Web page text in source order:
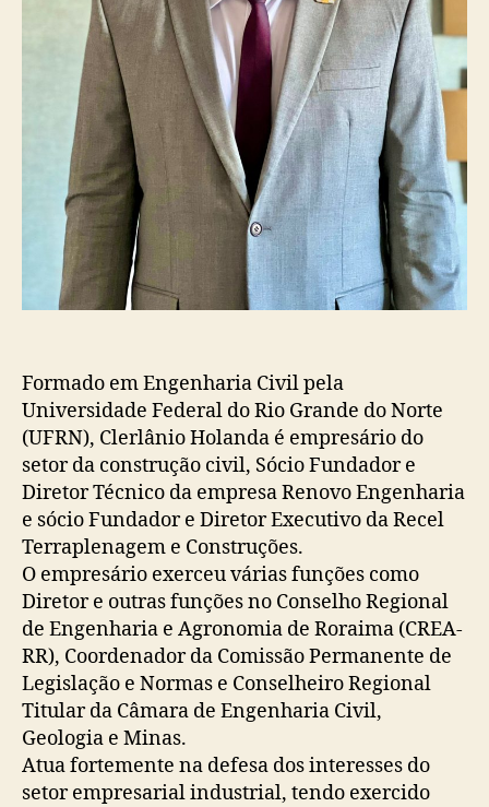
Formado em Engenharia Civil pela
Universidade Federal do Rio Grande do Norte
(UFRN), Clerlânio Holanda é empresário do
setor da construção civil, Sócio Fundador e
Diretor Técnico da empresa Renovo Engenharia
e sócio Fundador e Diretor Executivo da Recel
Terraplenagem e Construções.
O empresário exerceu várias funções como
Diretor e outras funções no Conselho Regional
de Engenharia e Agronomia de Roraima (CREA-
RR), Coordenador da Comissão Permanente de
Legislação e Normas e Conselheiro Regional
Titular da Câmara de Engenharia Civil,
Geologia e Minas.
Atua fortemente na defesa dos interesses do
setor empresarial industrial, tendo exercido